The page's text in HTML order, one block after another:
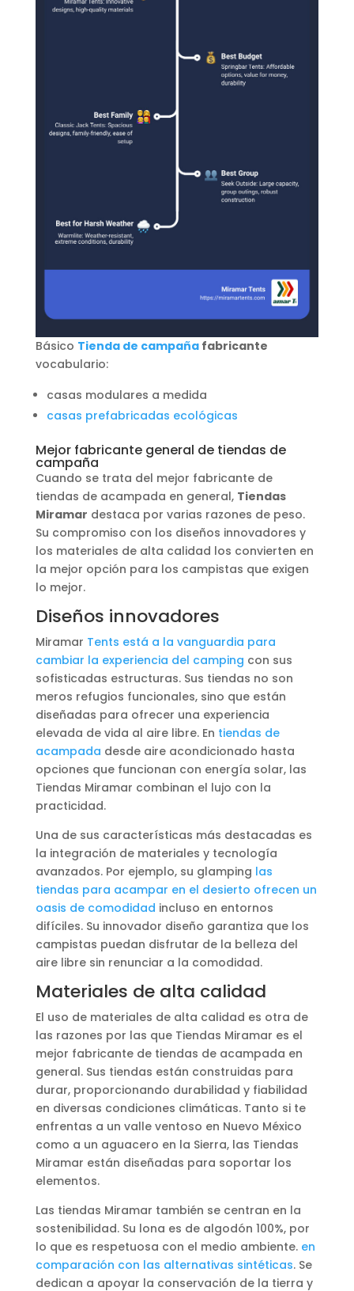
Básico Tienda de campañafabricante
vocabulario:
casas modulares a medida
casas prefabricadas ecológicas
Mejor fabricante general de tiendas de
campaña
Cuando se trata del mejor fabricante de
tiendas de acampada en general, Tiendas
Miramar destaca por varias razones de peso.
Su compromiso con los diseños innovadores y
los materiales de alta calidad los convierten en
la mejor opción para los campistas que exigen
lo mejor.
Diseños innovadores
Miramar Tents está a la vanguardia para
cambiar la experiencia del camping con sus
sofisticadas estructuras. Sus tiendas no son
meros refugios funcionales, sino que están
diseñadas para ofrecer una experiencia
elevada de vida al aire libre. En tiendas de
acampada desde aire acondicionado hasta
opciones que funcionan con energía solar, las
Tiendas Miramar combinan el lujo con la
practicidad.
Una de sus características más destacadas es
la integración de materiales y tecnología
avanzados. Por ejemplo, su glamping las
tiendas para acampar en el desierto ofrecen un
oasis de comodidad incluso en entornos
difíciles. Su innovador diseño garantiza que los
campistas puedan disfrutar de la belleza del
aire libre sin renunciar a la comodidad.
Materiales de alta calidad
El uso de materiales de alta calidad es otra de
las razones por las que Tiendas Miramar es el
mejor fabricante de tiendas de acampada en
general. Sus tiendas están construidas para
durar, proporcionando durabilidad y fiabilidad
en diversas condiciones climáticas. Tanto si te
enfrentas a un valle ventoso en Nuevo México
como a un aguacero en la Sierra, las Tiendas
Miramar están diseñadas para soportar los
elementos.
Las tiendas Miramar también se centran en la
sostenibilidad. Su lona es de algodón 100%, por
lo que es respetuosa con el medio ambiente. en
comparación con las alternativas sintéticas. Se
dedican a apoyar la conservación de la tierra y